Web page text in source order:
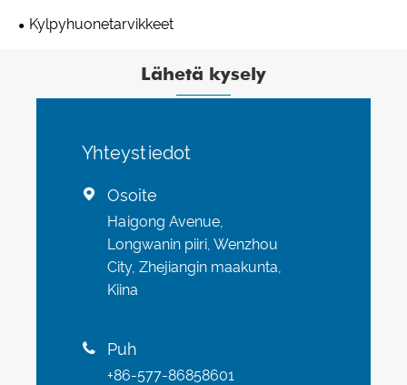
Kylpyhuonetarvikkeet
Lähetä kysely
Yhteystiedot
 Osoite
Haigong Avenue,
Longwanin piiri, Wenzhou
City, Zhejiangin maakunta,
Kiina
 Puh
+86-577-86858601